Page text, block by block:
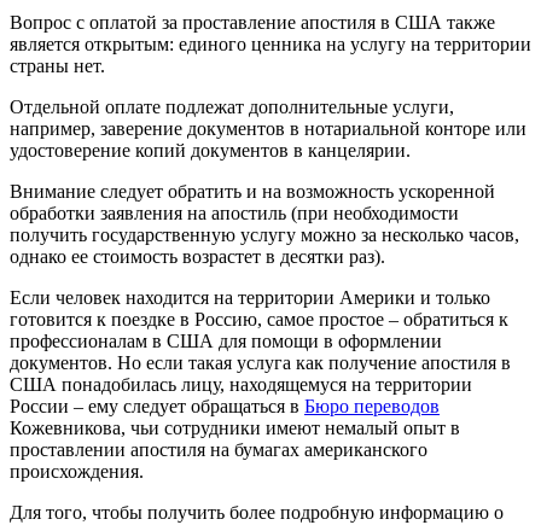
Вопрос с оплатой за проставление апостиля в США также
является открытым: единого ценника на услугу на территории
страны нет.
Отдельной оплате подлежат дополнительные услуги,
например, заверение документов в нотариальной конторе или
удостоверение копий документов в канцелярии.
Внимание следует обратить и на возможность ускоренной
обработки заявления на апостиль (при необходимости
получить государственную услугу можно за несколько часов,
однако ее стоимость возрастет в десятки раз).
Если человек находится на территории Америки и только
готовится к поездке в Россию, самое простое – обратиться к
профессионалам в США для помощи в оформлении
документов. Но если такая услуга как получение апостиля в
США понадобилась лицу, находящемуся на территории
России – ему следует обращаться в Бюро переводов
Кожевникова, чьи сотрудники имеют немалый опыт в
проставлении апостиля на бумагах американского
происхождения.
Для того, чтобы получить более подробную информацию о